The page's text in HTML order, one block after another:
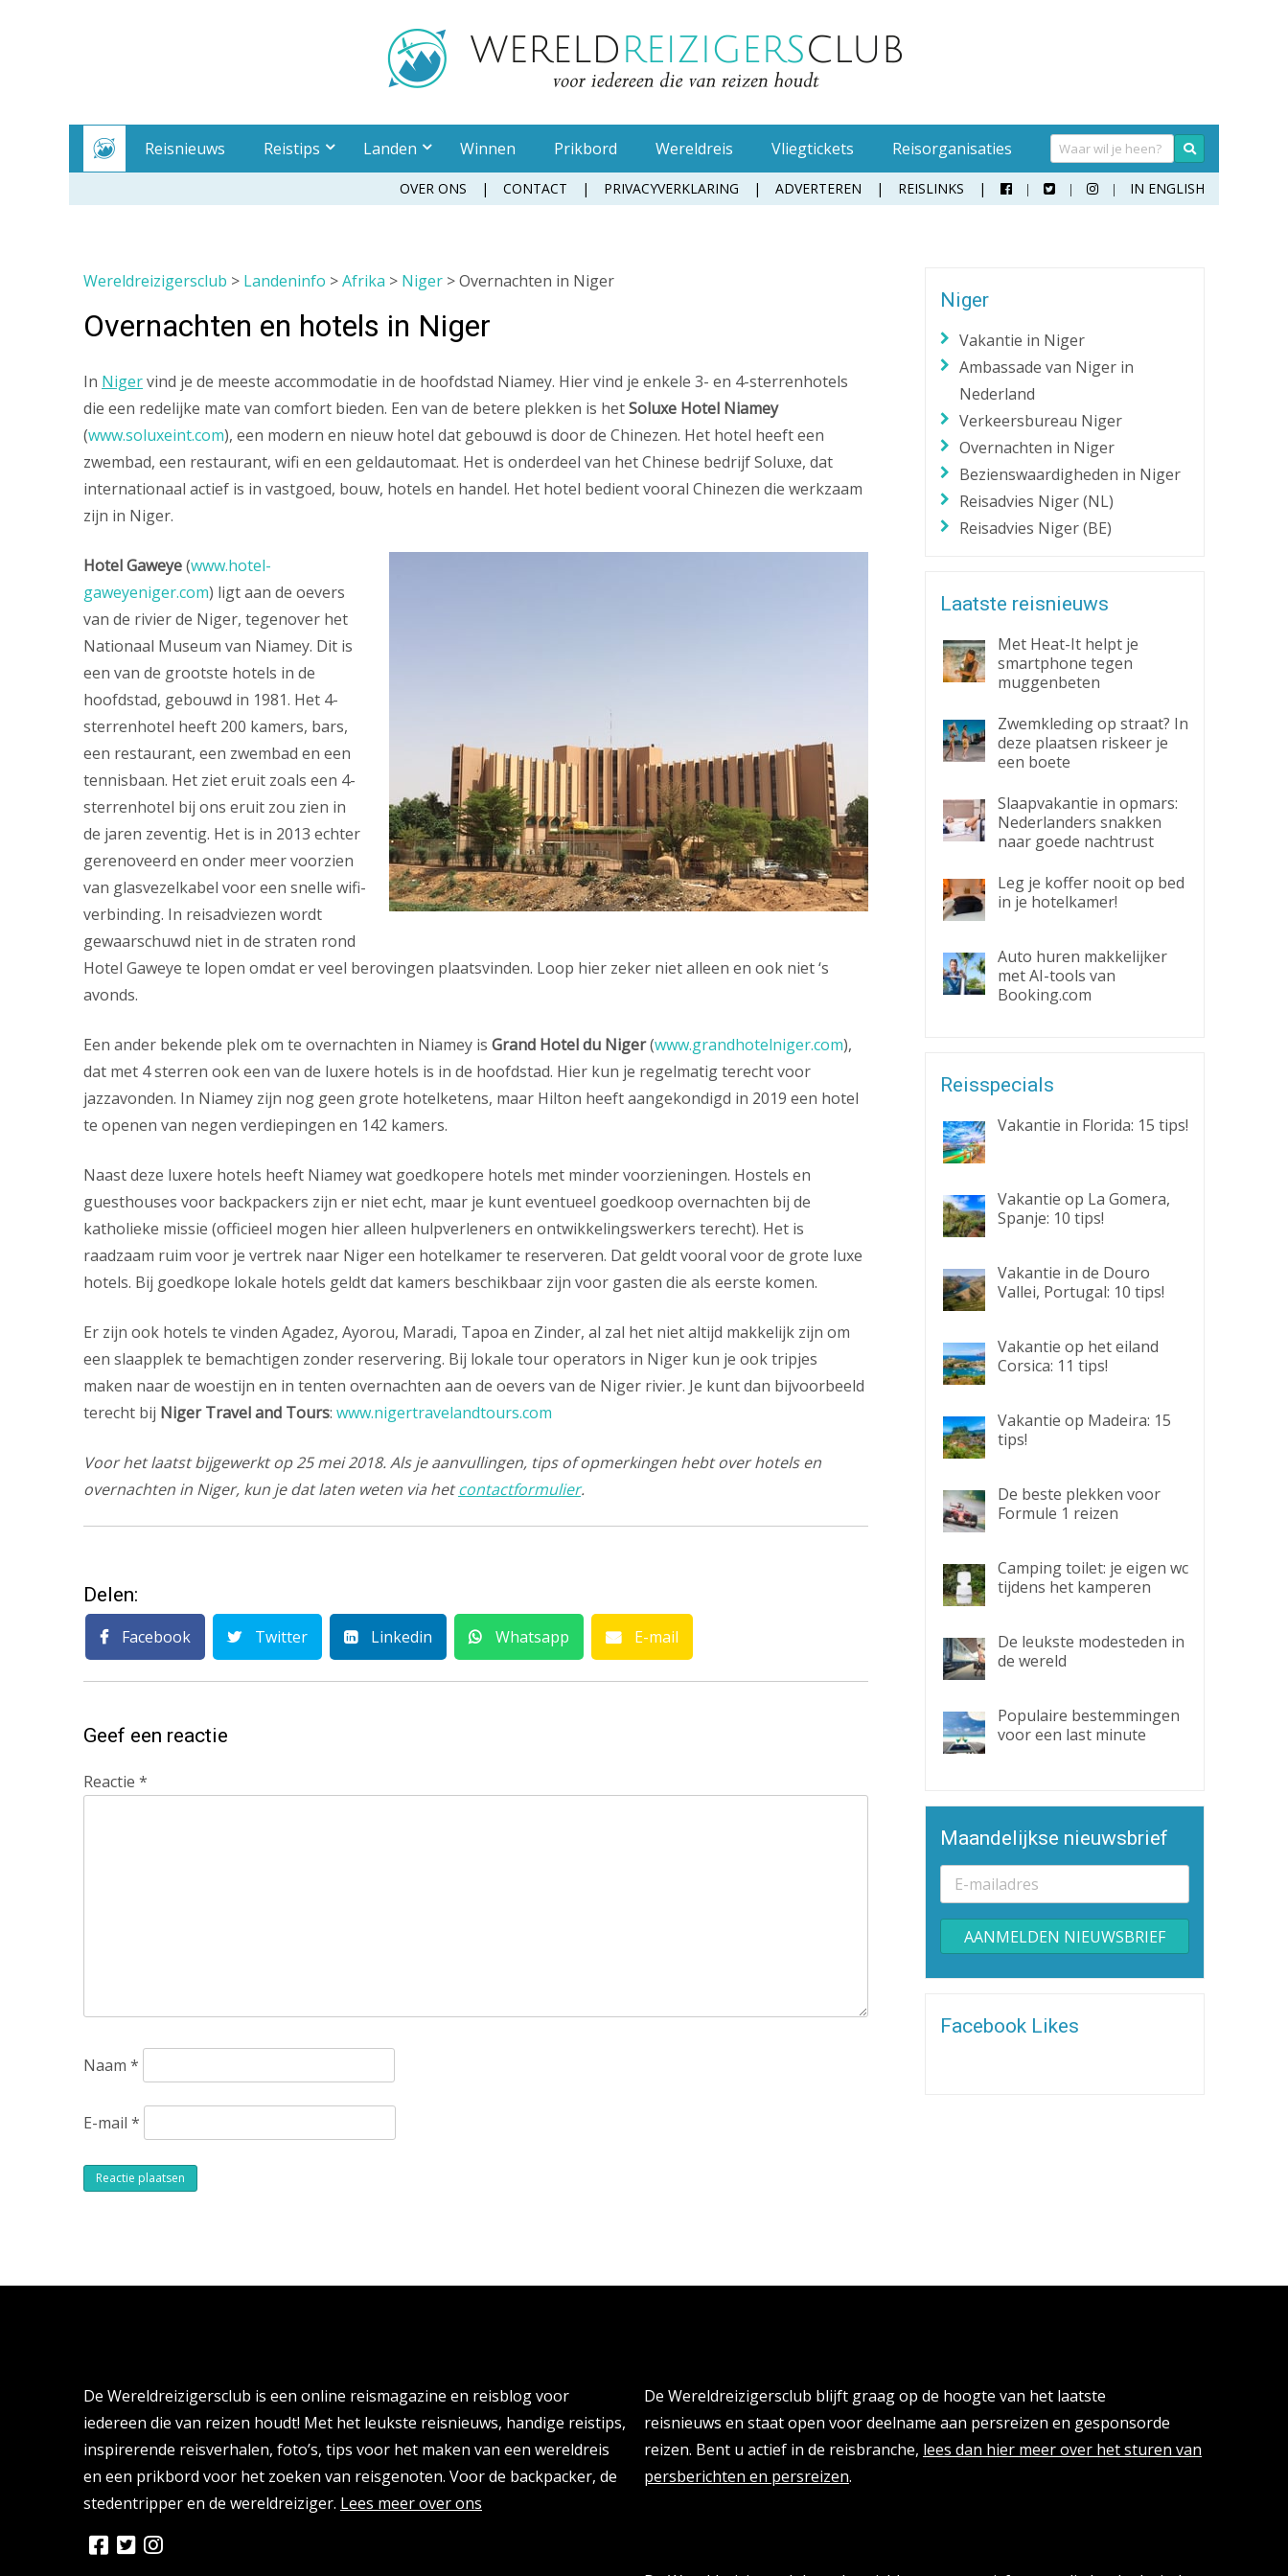
Reisnieuws Reistips
Zonnebril
Landen Winnen Prikbord Wereldreis Vliegtickets Reisorganisaties
OVER ONS CONTACT PRIVACYVERKLARING ADVERTEREN REISLINKS    IN ENGLISH
Wereldreizigersclub > Landeninfo >Afrika > Niger >Overnachten in Niger
Overnachten en hotels in Niger
In Nigervind je de meeste accommodatie in de hoofdstad Niamey. Hier vind je enkele 3- en 4-sterrenhotels
die een redelijke mate van comfort bieden. Een van de betere plekken is hetSoluxe Hotel Niamey
(www.soluxeint.com), een modern en nieuw hotel dat gebouwd is door de Chinezen. Het hotel heeft een
zwembad, een restaurant, wifi en een geldautomaat. Het is onderdeel van het Chinese bedrijf Soluxe, dat
internationaal actief is in vastgoed, bouw, hotels en handel. Het hotel bedient vooral Chinezen die werkzaam
zijn in Niger.
Hotel Gaweye(www.hotel-
gaweyeniger.com) ligt aan de oevers
van de rivier de Niger, tegenover het
Nationaal Museum van Niamey. Dit is
een van de grootste hotels in de
hoofdstad, gebouwd in 1981. Het 4-
sterrenhotel heeft 200 kamers, bars,
een restaurant, een zwembad en een
tennisbaan. Het ziet eruit zoals een 4-
sterrenhotel bij ons eruit zou zien in
de jaren zeventig. Het is in 2013 echter
gerenoveerd en onder meer voorzien
van glasvezelkabel voor een snelle wifi-
verbinding. In reisadviezen wordt
gewaarschuwd niet in de straten rond
Hotel Gaweye te lopen omdat er veel berovingen plaatsvinden. Loop hier zeker niet alleen en ook niet ‘s
avonds.
Een ander bekende plek om te overnachten in Niamey is Grand Hotel du Niger(www.grandhotelniger.com),
dat met 4 sterren ook een van de luxere hotels is in de hoofdstad. Hier kun je regelmatig terecht voor
jazzavonden. In Niamey zijn nog geen grote hotelketens, maar Hilton heeft aangekondigd in 2019 een hotel
te openen van negen verdiepingen en 142 kamers.
Naast deze luxere hotels heeft Niamey wat goedkopere hotels met minder voorzieningen. Hostels en
guesthouses voor backpackers zijn er niet echt, maar je kunt eventueel goedkoop overnachten bij de
katholieke missie (officieel mogen hier alleen hulpverleners en ontwikkelingswerkers terecht). Het is
raadzaam ruim voor je vertrek naar Niger een hotelkamer te reserveren. Dat geldt vooral voor de grote luxe
hotels. Bij goedkope lokale hotels geldt dat kamers beschikbaar zijn voor gasten die als eerste komen.
Er zijn ook hotels te vinden Agadez, Ayorou, Maradi, Tapoa en Zinder, al zal het niet altijd makkelijk zijn om
een slaapplek te bemachtigen zonder reservering. Bij lokale tour operators in Niger kun je ook tripjes
maken naar de woestijn en in tenten overnachten aan de oevers van de Niger rivier. Je kunt dan bijvoorbeeld
terecht bij Niger Travel and Tours: www.nigertravelandtours.com
Voor het laatst bijgewerkt op 25 mei 2018. Als je aanvullingen, tips of opmerkingen hebt over hotels en
overnachten in Niger, kun je dat laten weten via hetcontactformulier.
Delen:
Facebook Twitter Linkedin Whatsapp E-mail
Geef een reactie
Reactie *
Naam *
E-mail *
Niger
Vakantie in Niger
Ambassade van Niger in
Nederland
Verkeersbureau Niger
Overnachten in Niger
Bezienswaardigheden in Niger
Reisadvies Niger (NL)
Reisadvies Niger (BE)
Laatste reisnieuws
Met Heat-It helpt je
smartphone tegen
muggenbeten
Zwemkleding op straat? In
deze plaatsen riskeer je
een boete
Slaapvakantie in opmars:
Nederlanders snakken
naar goede nachtrust
Leg je koffer nooit op bed
in je hotelkamer!
Auto huren makkelijker
met AI-tools van
Booking.com
Reisspecials
Vakantie in Florida: 15 tips!
Vakantie op La Gomera,
Spanje: 10 tips!
Vakantie in de Douro
Vallei, Portugal: 10 tips!
Vakantie op het eiland
Corsica: 11 tips!
Vakantie op Madeira: 15
tips!
De beste plekken voor
Formule 1 reizen
Camping toilet: je eigen wc
tijdens het kamperen
De leukste modesteden in
de wereld
Populaire bestemmingen
voor een last minute
Maandelijkse nieuwsbrief
Alternative:
Facebook Likes
De Wereldreizigersclub is een online reismagazine en reisblog voor
iedereen die van reizen houdt! Met het leukste reisnieuws, handige reistips,
inspirerende reisverhalen, foto’s, tips voor het maken van een wereldreis
en een prikbord voor het zoeken van reisgenoten. Voor de backpacker, de
stedentripper en de wereldreiziger. Lees meer over ons
De Wereldreizigersclub blijft graag op de hoogte van het laatste
reisnieuws en staat open voor deelname aan persreizen en gesponsorde
reizen. Bent u actief in de reisbranche, lees dan hier meer over het sturen van
persberichten en persreizen.